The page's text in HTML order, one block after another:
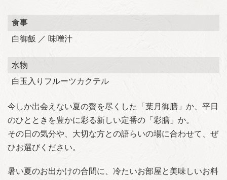
食事
白御飯 ／ 味噌汁
水物
白玉入りフルーツカクテル
今しか出会えない夏の贅を尽くした「葉月御膳」か、平日
のひとときを豊かに彩る新しい定番の「彩膳」か。
その日の気分や、大切な方との語らいの場に合わせて、ぜ
ひお選びください。
暑い夏のお出かけの合間に、冷たいお部屋と美味しいお料